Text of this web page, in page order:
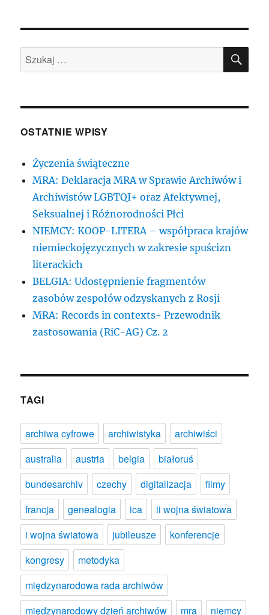
Szukaj:
OSTATNIE WPISY
Życzenia świąteczne
MRA: Deklaracja MRA w Sprawie Archiwów i
Archiwistów LGBTQI+ oraz Afektywnej,
Seksualnej i Różnorodności Płci
NIEMCY: KOOP-LITERA – współpraca krajów
niemieckojęzycznych w zakresie spuścizn
literackich
BELGIA: Udostępnienie fragmentów
zasobów zespołów odzyskanych z Rosji
MRA: Records in contexts- Przewodnik
zastosowania (RiC-AG) Cz. 2
TAGI
archiwa cyfrowe archiwistyka
archiwiści
australia
austria belgia
białoruś
bundesarchiv
czechy digitalizacja
filmy
francja
genealogia ica
ii wojna światowa
i wojna światowa
jubileusze
konferencje
kongresy
metodyka
międzynarodowa rada archiwów
międzynarodowy dzień archiwów
mra niemcy